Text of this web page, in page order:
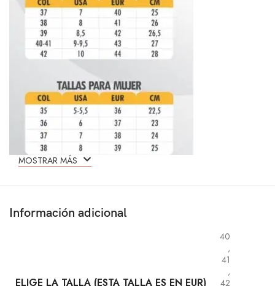
MOSTRAR MÁS
Información adicional
ELIGE LA TALLA (ESTA TALLA ES EN EUR)
40
,
41
,
42